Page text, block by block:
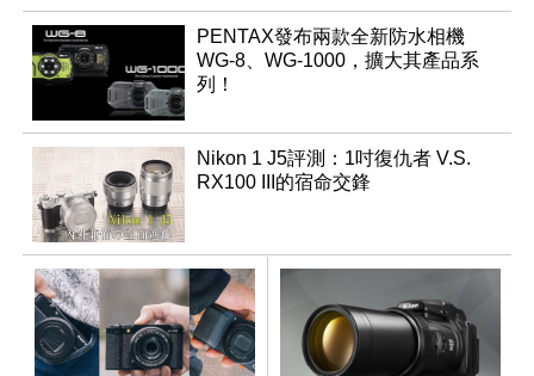
PENTAX發布兩款全新防水相機
WG-8、WG-1000，擴大其產品系
列！
Nikon 1 J5評測：1吋復仇者 V.S.
RX100 III的宿命交鋒